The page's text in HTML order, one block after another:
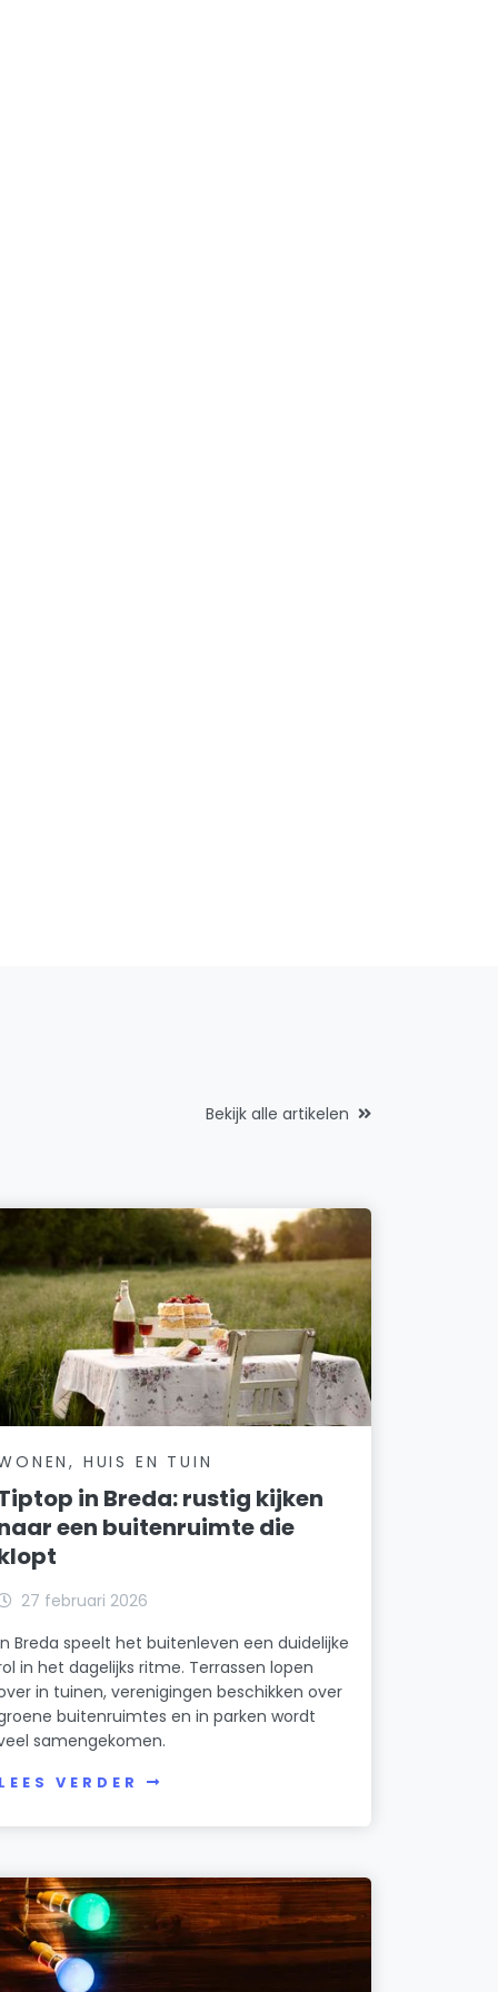
Bekijk alle artikelen
HUIS EN TUIN
in Breda: rustig kijken
een buitenruimte die
27 februari 2026
Breda speelt het buitenleven een duidelijke
in het dagelijks ritme. Terrassen lopen
in tuinen, verenigingen beschikken over
buitenruimtes en in parken wordt
samengekomen.
VERDER